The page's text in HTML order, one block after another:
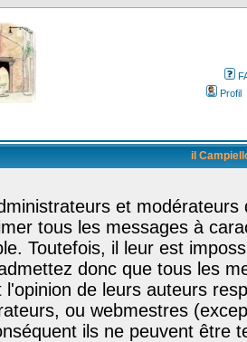
Profil
il
et
tous les messages à
Toutefois, il leur est
donc que tous les
l'opinion de leurs auteurs
ou webmestres
ils ne peuvent être